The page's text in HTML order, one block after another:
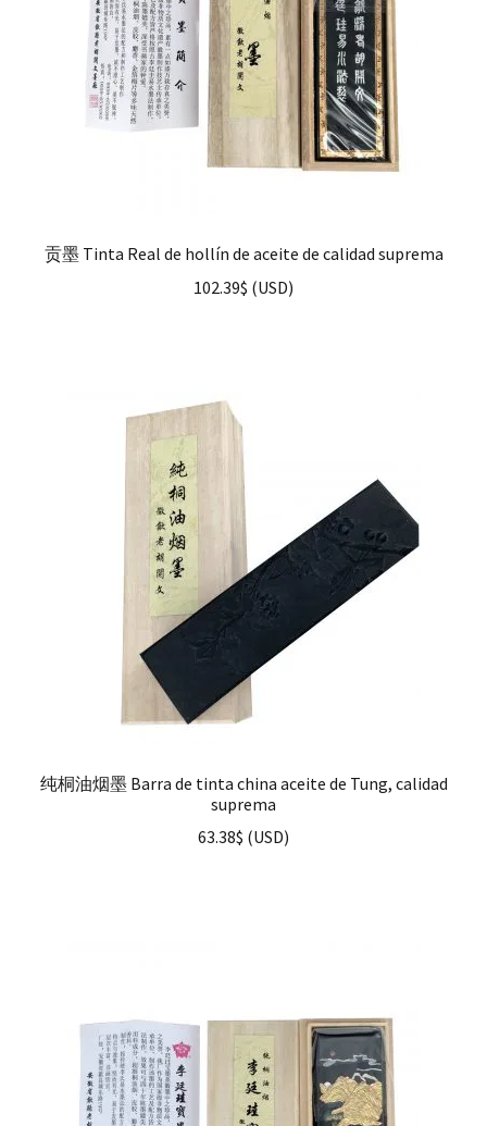
贡墨 Tinta Real de hollín de aceite de calidad suprema
102.39$ (USD)
纯桐油烟墨 Barra de tinta china aceite de Tung, calidad
suprema
63.38$ (USD)